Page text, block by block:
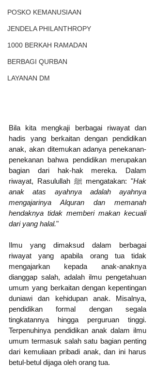
POSKO KEMANUSIAAN
JENDELA PHILANTHROPY
1000 BERKAH RAMADAN
BERBAGI QURBAN
LAYANAN DM
Bila kita mengkaji berbagai riwayat dan
hadis yang berkaitan dengan pendidikan
anak, akan ditemukan adanya penekanan-
penekanan bahwa pendidikan merupakan
bagian dari hak-hak mereka. Dalam
riwayat, Rasulullah ﷺ mengatakan: "Hak
anak atas ayahnya adalah ayahnya
mengajarinya Alquran dan memanah
hendaknya tidak memberi makan kecuali
dari yang halal."
Ilmu yang dimaksud dalam berbagai
riwayat yang apabila orang tua tidak
mengajarkan kepada anak-anaknya
dianggap salah, adalah ilmu pengetahuan
umum yang berkaitan dengan kepentingan
duniawi dan kehidupan anak. Misalnya,
pendidikan formal dengan segala
tingkatannya hingga perguruan tinggi.
Terpenuhinya pendidikan anak dalam ilmu
umum termasuk salah satu bagian penting
dari kemuliaan pribadi anak, dan ini harus
betul-betul dijaga oleh orang tua.